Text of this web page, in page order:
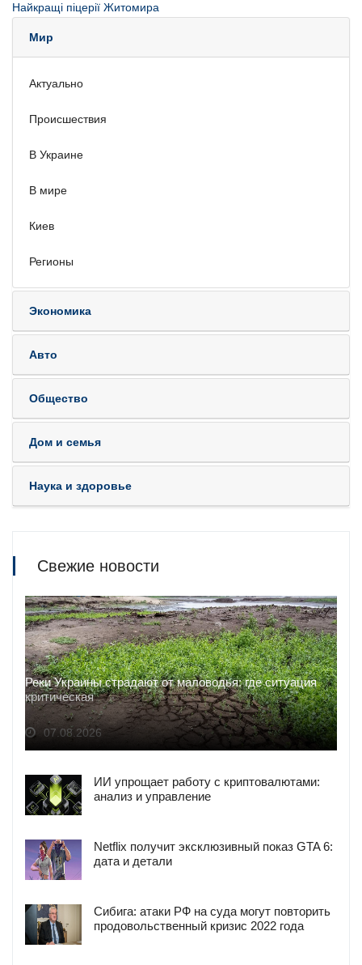
Найкращі піцерії Житомира
Мир
Актуально
Происшествия
В Украине
В мире
Киев
Регионы
Экономика
Авто
Общество
Дом и семья
Наука и здоровье
Свежие новости
Реки Украины страдают от маловодья: где ситуация
критическая
07.08.2026
ИИ упрощает работу с криптовалютами:
анализ и управление
Netflix получит эксклюзивный показ GTA 6:
дата и детали
Сибига: атаки РФ на суда могут повторить
продовольственный кризис 2022 года